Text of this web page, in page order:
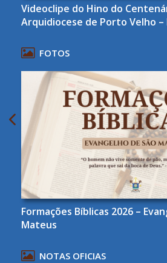
Videoclipe do Hino do
Arquidiocese de Porto Velho –
FOTOS
Formações Bíblicas 2026 –
Mateus
NOTAS OFICIAS